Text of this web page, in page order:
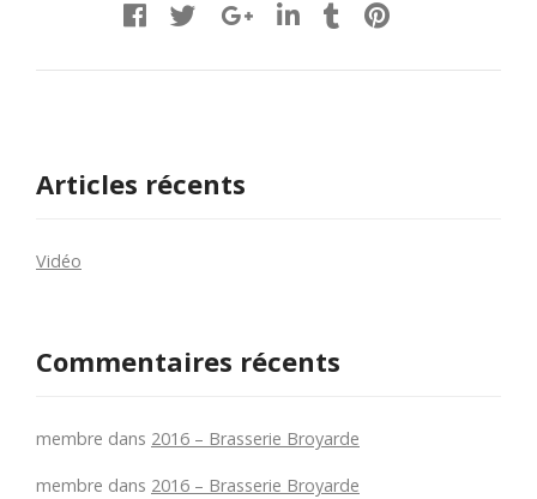
Articles récents
Vidéo
Commentaires récents
membre dans 2016 – Brasserie Broyarde
membre dans 2016 – Brasserie Broyarde